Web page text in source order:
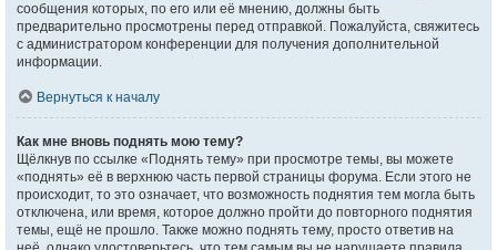
сообщения которых, по его или её мнению, должны быть
предварительно просмотрены перед отправкой. Пожалуйста, свяжитесь
с администратором конференции для получения дополнительной
информации.
Вернуться к началу
Как мне вновь поднять мою тему?
Щёлкнув по ссылке «Поднять тему» при просмотре темы, вы можете
«поднять» её в верхнюю часть первой страницы форума. Если этого не
происходит, то это означает, что возможность поднятия тем могла быть
отключена, или время, которое должно пройти до повторного поднятия
темы, ещё не прошло. Также можно поднять тему, просто ответив на